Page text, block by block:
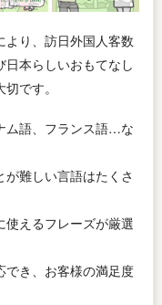
より、訪日外国人客数
本らしいおもてなし
です。
ム語、フランス語…な
難しい言語はたくさ
使えるフレーズが厳選
でき、お客様の満足度